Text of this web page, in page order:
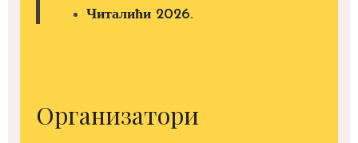
Читалићи 2026.
Организатори